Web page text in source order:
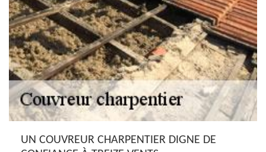
UN COUVREUR CHARPENTIER DIGNE DE